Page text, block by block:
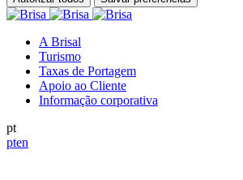
A Brisal
Turismo
Taxas de Portagem
Apoio ao Cliente
Informação corporativa
pt
pten